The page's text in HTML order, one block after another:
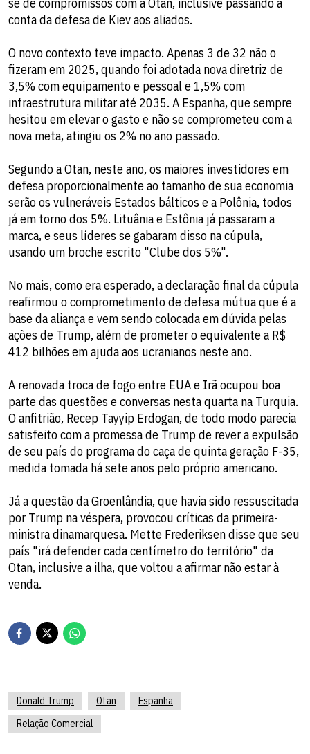
conta da defesa de Kiev aos aliados.
O novo contexto teve impacto. Apenas 3 de 32 não o
fizeram em 2025, quando foi adotada nova diretriz de
3,5% com equipamento e pessoal e 1,5% com
infraestrutura militar até 2035. A Espanha, que sempre
hesitou em elevar o gasto e não se comprometeu com a
nova meta, atingiu os 2% no ano passado.
Segundo a Otan, neste ano, os maiores investidores em
defesa proporcionalmente ao tamanho de sua economia
serão os vulneráveis Estados bálticos e a Polônia, todos
já em torno dos 5%. Lituânia e Estônia já passaram a
marca, e seus líderes se gabaram disso na cúpula,
usando um broche escrito "Clube dos 5%".
No mais, como era esperado, a declaração final da cúpula
reafirmou o comprometimento de defesa mútua que é a
base da aliança e vem sendo colocada em dúvida pelas
ações de Trump, além de prometer o equivalente a R$
412 bilhões em ajuda aos ucranianos neste ano.
A renovada troca de fogo entre EUA e Irã ocupou boa
parte das questões e conversas nesta quarta na Turquia.
O anfitrião, Recep Tayyip Erdogan, de todo modo parecia
satisfeito com a promessa de Trump de rever a expulsão
de seu país do programa do caça de quinta geração F-35,
medida tomada há sete anos pelo próprio americano.
Já a questão da Groenlândia, que havia sido ressuscitada
por Trump na véspera, provocou críticas da primeira-
ministra dinamarquesa. Mette Frederiksen disse que seu
país "irá defender cada centímetro do território" da
Otan, inclusive a ilha, que voltou a afirmar não estar à
venda.
Donald Trump Otan
Espanha
Relação Comercial